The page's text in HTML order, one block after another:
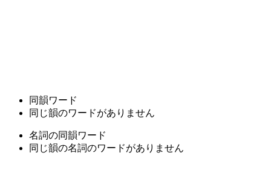
同韻ワード
同じ韻のワードがありません
名詞の同韻ワード
同じ韻の名詞のワードがありません